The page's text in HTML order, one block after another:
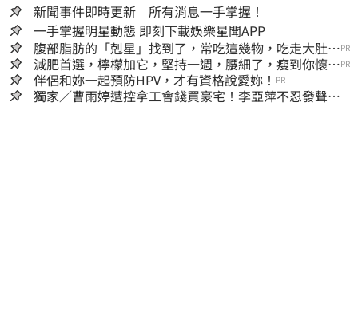
新聞事件即時更新 所有消息一手掌握！
一手掌握明星動態 即刻下載娛樂星聞APP
腹部脂肪的「剋星」找到了，常吃這幾物，吃走大肚
囊，瘦出小蠻腰
PR
減肥首選，檸檬加它，堅持一週，腰細了，瘦到你懷疑
人生
PR
伴侶和妳一起預防HPV，才有資格說愛妳！ PR
獨家／曹雨婷遭控拿工會錢買豪宅！李亞萍不忍發聲：